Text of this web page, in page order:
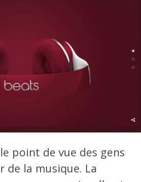
point de vue des gens
de la musique. La